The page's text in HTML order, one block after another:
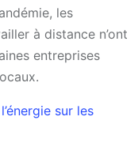
les
à distance n’ont
entreprises
sur les